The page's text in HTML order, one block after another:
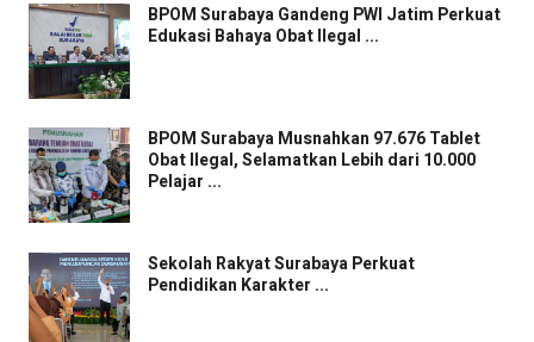
BPOM Surabaya Gandeng PWI Jatim Perkuat
Edukasi Bahaya Obat Ilegal ...
BPOM Surabaya Musnahkan 97.676 Tablet
Obat Ilegal, Selamatkan Lebih dari 10.000
Pelajar ...
Sekolah Rakyat Surabaya Perkuat
Pendidikan Karakter ...